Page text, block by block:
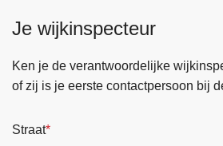
Je wijkinspecteur
Ken je de verantwoordelijke
of zij is je eerste contactpersoon bij
Straat